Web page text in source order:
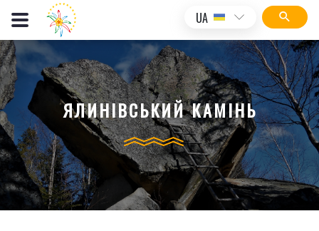
UA
ЯЛИНІВСЬКИЙ КАМІНЬ